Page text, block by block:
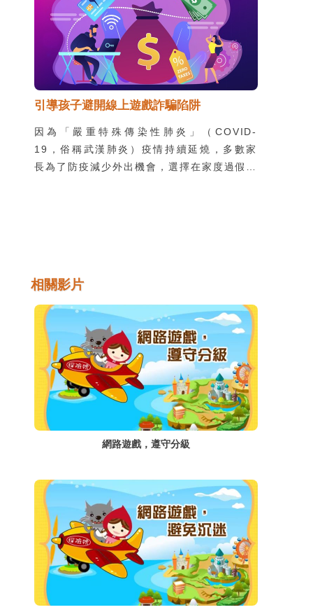
引導孩子避開線上遊戲詐騙陷阱
因為「嚴重特殊傳染性肺炎」（COVID-
19，俗稱武漢肺炎）疫情持續延燒，多數家
長為了防疫減少外出機會，選擇在家度過假期
相關影片
網路遊戲，遵守分級